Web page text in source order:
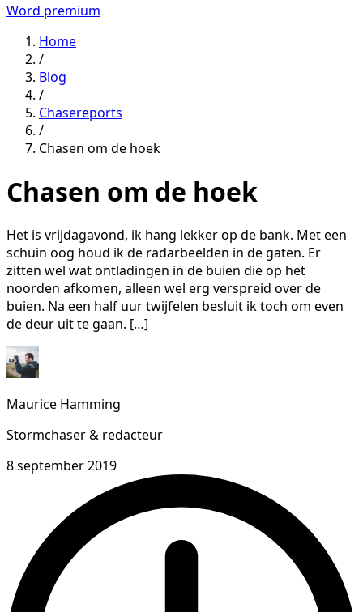
Word premium
Home
/
Blog
/
Chasereports
/
Chasen om de hoek
Chasen om de hoek
Het is vrijdagavond, ik hang lekker op de bank. Met een
schuin oog houd ik de radarbeelden in de gaten. Er
zitten wel wat ontladingen in de buien die op het
noorden afkomen, alleen wel erg verspreid over de
buien. Na een half uur twijfelen besluit ik toch om even
de deur uit te gaan. […]
Maurice Hamming
Stormchaser & redacteur
8 september 2019